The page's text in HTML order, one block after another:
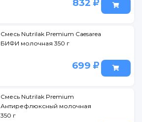
832
Смесь Nutrilak Premium Caesarea
БИФИ молочная 350 г
699
Смесь Nutrilak Premium
Антирефлюксный молочная
350 г